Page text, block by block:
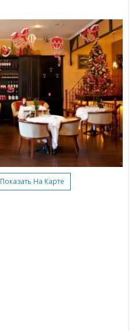
Показать На Карте